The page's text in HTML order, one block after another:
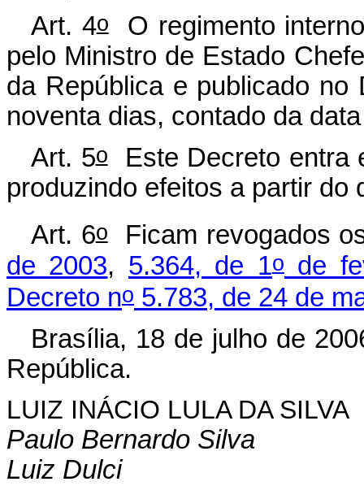
Art. 4oO regimento
pelo Ministro de Estado
da República e publicado
noventa dias, contado da
Art. 5oEste Decreto entra
produzindo efeitos a partir
Art. 6oFicam revogados
de 2003, 5.364, de 1ode
Decreto no 5.783, de 24 de
Brasília, 18 de julho de
República.
LUIZ INÁCIO LULA DA SILVA
Paulo Bernardo Silva
Luiz Dulci